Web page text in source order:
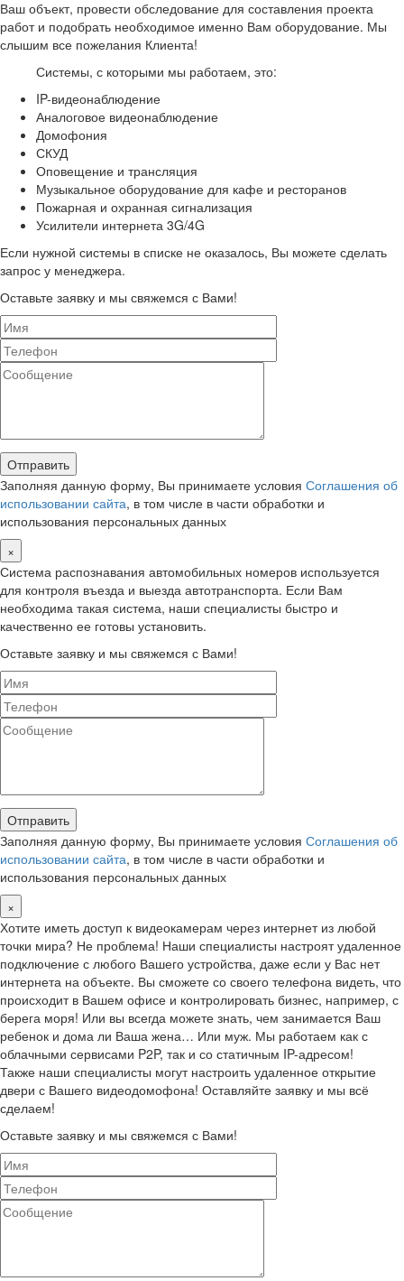
Ваш объект, провести обследование для составления проекта
работ и подобрать необходимое именно Вам оборудование. Мы
слышим все пожелания Клиента!
Системы, с которыми мы работаем, это:
IP-видеонаблюдение
Аналоговое видеонаблюдение
Домофония
СКУД
Оповещение и трансляция
Музыкальное оборудование для кафе и ресторанов
Пожарная и охранная сигнализация
Усилители интернета 3G/4G
Если нужной системы в списке не оказалось, Вы можете сделать
запрос у менеджера.
Оставьте заявку и мы свяжемся с Вами!
Заполняя данную форму, Вы принимаете условия Соглашения об
использовании сайта, в том числе в части обработки и
использования персональных данных
×
Система распознавания автомобильных номеров используется
для контроля въезда и выезда автотранспорта. Если Вам
необходима такая система, наши специалисты быстро и
качественно ее готовы установить.
Оставьте заявку и мы свяжемся с Вами!
Заполняя данную форму, Вы принимаете условия Соглашения об
использовании сайта, в том числе в части обработки и
использования персональных данных
×
Хотите иметь доступ к видеокамерам через интернет из любой
точки мира? Не проблема! Наши специалисты настроят удаленное
подключение с любого Вашего устройства, даже если у Вас нет
интернета на объекте. Вы сможете со своего телефона видеть, что
происходит в Вашем офисе и контролировать бизнес, например, с
берега моря! Или вы всегда можете знать, чем занимается Ваш
ребенок и дома ли Ваша жена… Или муж. Мы работаем как с
облачными сервисами P2P, так и со статичным IP-адресом!
Также наши специалисты могут настроить удаленное открытие
двери с Вашего видеодомофона! Оставляйте заявку и мы всё
сделаем!
Оставьте заявку и мы свяжемся с Вами!